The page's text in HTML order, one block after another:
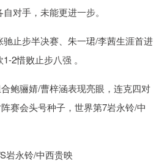
对手，未能更进一步。
止步半决赛、朱一珺/李茜生涯首进
2惜败止步八强 。
鲍骊婧/曹梓涵表现亮眼，连克四对
赛会头号种子，世界第7岩永铃/中
岩永铃/中西贵映